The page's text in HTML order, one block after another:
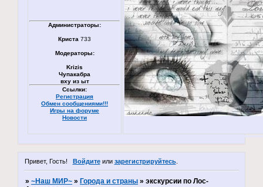
Администраторы:
Криста 733
Модераторы:
Krizis
Чупакабра
вху из ыт
Ссылки:
Регистрация
Обмен сообщениями!!!
Игры на форуме
Новости
Привет, Гость! Войдитеили зарегистрируйтесь.
»~Наш МИР~ » Города и страны »экскурсии по Лос-